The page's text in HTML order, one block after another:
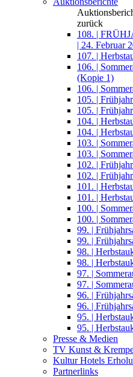
zurück
108. |
| 24. Februar
107. |
106. |
(Kopie 1)
106. |
105. |
105. |
104. |
104. |
103. |
103. |
102. |
102. |
101. |
101. |
100. |
100. |
99. |
99. |
98. |
98. |
97. |
97. |
96. |
96. |
95. |
95. |
Presse & Medien
TV Kunst &
Kultur Hotels
Partnerlinks